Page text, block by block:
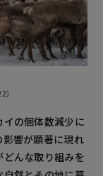
の個体数減少に
響が顕著に現れ
んな取り組みを